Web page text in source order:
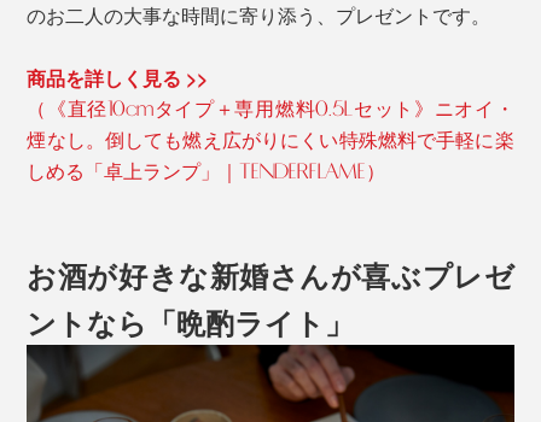
のお二人の大事な時間に寄り添う、プレゼントです。
商品を詳しく見る >>
（《直径10cmタイプ＋専用燃料0.5Lセット》ニオイ・
煙なし。倒しても燃え広がりにくい特殊燃料で手軽に楽
しめる「卓上ランプ」｜TENDERFLAME）
お酒が好きな新婚さんが喜ぶプレゼ
ントなら「晩酌ライト」